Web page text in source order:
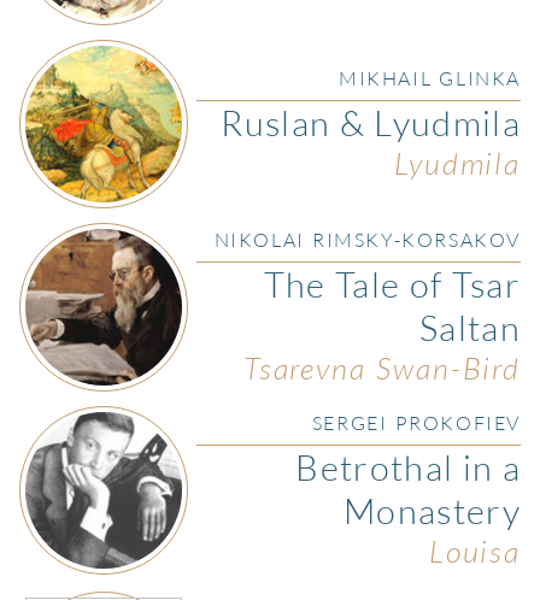
MIKHAIL GLINKA
Ruslan & Lyudmila
Lyudmila
NIKOLAI RIMSKY-KORSAKOV
The Tale of Tsar
Saltan
Tsarevna Swan-Bird
SERGEI PROKOFIEV
Betrothal in a
Monastery
Louisa